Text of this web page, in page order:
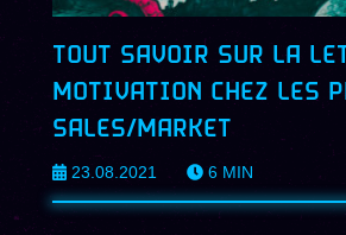
TOUT SAVOIR SUR LA
MOTIVATION CHEZ LES
SALES/MARKET
23.08.2021 6 MIN